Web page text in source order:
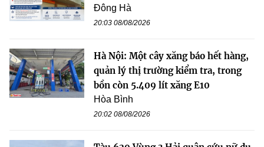
Đông Hà
20:03 08/08/2026
Hà Nội: Một cây xăng báo hết hàng,
quản lý thị trường kiểm tra, trong
bồn còn 5.409 lít xăng E10
Hòa Bình
20:02 08/08/2026